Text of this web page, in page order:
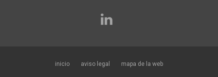
inicio aviso legal mapa de la web